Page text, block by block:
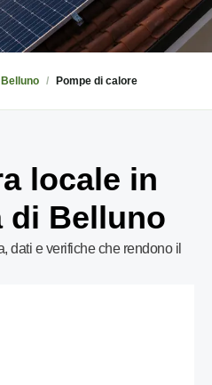
Belluno Pompe di calore
locale in
di Belluno
dati e verifiche che rendono il